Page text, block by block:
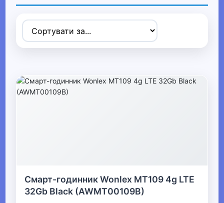
▶
Дитяча кімната
Смарт-годинник Wonlex MT109 4g LTE
32Gb Black (AWMT00109B)